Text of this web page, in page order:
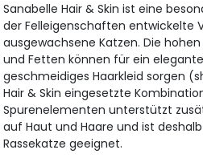
Sanabelle Hair & Skin ist eine
der Felleigenschaften entwickelte
ausgewachsene Katzen. Die
und Fetten können für ein
geschmeidiges Haarkleid sorgen
Hair & Skin eingesetzte
Spurenelementen unterstützt
auf Haut und Haare und ist
Rassekatze geeignet.